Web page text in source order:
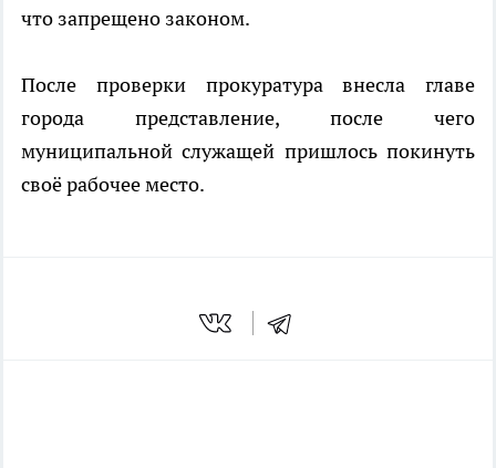
что запрещено законом.
После проверки прокуратура внесла главе
города представление, после чего
муниципальной служащей пришлось покинуть
своё рабочее место.